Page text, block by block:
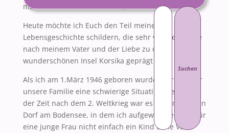
Suchen
nach:
meine liebe korsische Familie,
Heute möchte ich Euch den Teil meiner
Lebensgeschichte schildern, die sehr von der Suche
nach meinem Vater und der Liebe zu der
wunderschönen Insel Korsika geprägt war.
Als ich am 1.März 1946 geboren wurde, war dies für
unsere Familie eine schwierige Situation, denn in
der Zeit nach dem 2. Weltkrieg war es in dem kleinen
Dorf am Bodensee, in dem ich aufgewachsen bin, für
eine junge Frau nicht einfach ein Kind ohne Vater